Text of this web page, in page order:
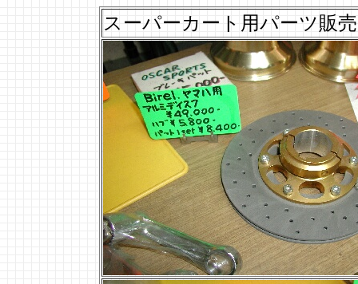
スーパーカート用パーツ販売